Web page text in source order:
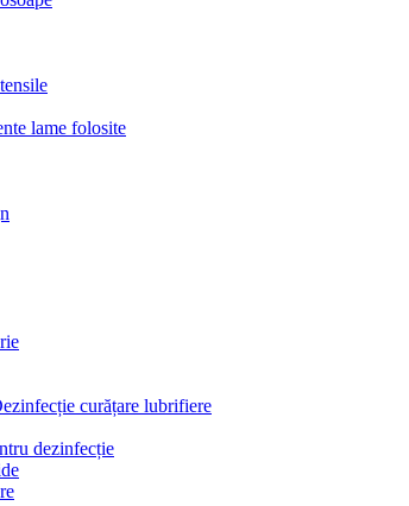
curățare lubrifiere